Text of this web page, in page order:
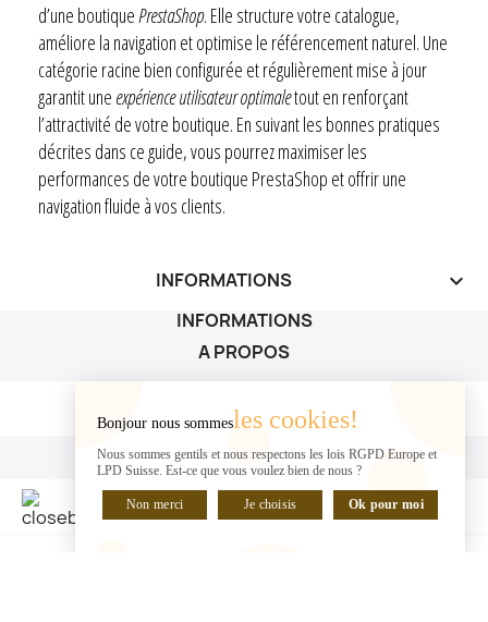
d’une boutiquePrestaShop. Elle structure votre catalogue,
améliore la navigation et optimise le référencement naturel. Une
catégorie racine bien configurée et régulièrement mise à jour
garantit une expérience utilisateur optimaletout en renforçant
l’attractivité de votre boutique. En suivant les bonnes pratiques
décrites dans ce guide, vous pourrez maximiser les
performances de votre boutique PrestaShop et offrir une
navigation fluide à vos clients.
INFORMATIONS keyboard_arrow_down
INFORMATIONS
A PROPOS
A PROPOS
VOTRE COMPTE
VOTRE COMPTE
Bonjour nous sommesles cookies!
Nous sommes gentils et nous respectons les lois RGPD Europe et
LPD Suisse. Est-ce que vous voulez bien de nous ?
Non merci Je choisis Ok pour moi
DISCUTER EN LIGNE